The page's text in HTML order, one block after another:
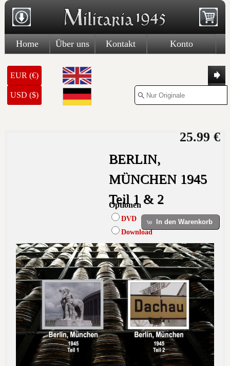
Home Über uns Kontakt Konto
EUR (€)
USD ($)
25.99 €
BERLIN,
MÜNCHEN 1945
Teil 1 & 2
In den Warenkorb
Optionen
DVD
Download